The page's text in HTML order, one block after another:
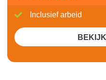
Inclusief arbeid